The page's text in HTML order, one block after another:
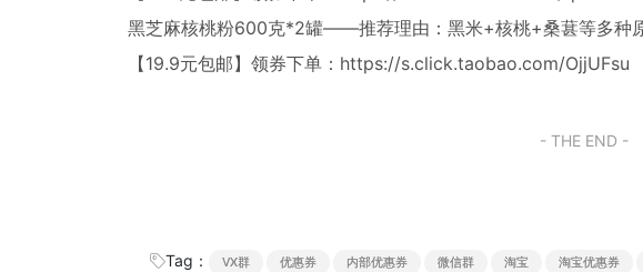
黑芝麻核桃粉600克*2罐——推荐理由：黑米+核桃+桑葚等多种
【19.9元包邮】领券下单： https://s.click.taobao.com/OjjUFsu
- THE END -
Tag： VX群 优惠券 内部优惠券 微信群 淘宝 淘宝优惠券